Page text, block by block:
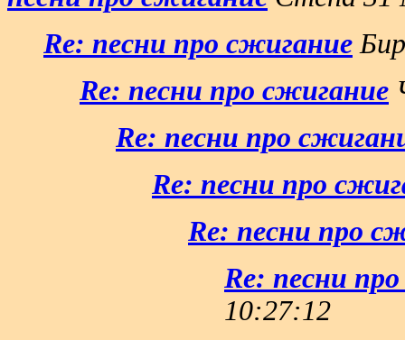
Re: песни про сжигание
Re: песни про сжигание
Re: песни про
Re: песни про
Re: песни про
Re: песни
10:27:12